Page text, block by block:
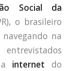
Social da
o brasileiro
na
internet
do